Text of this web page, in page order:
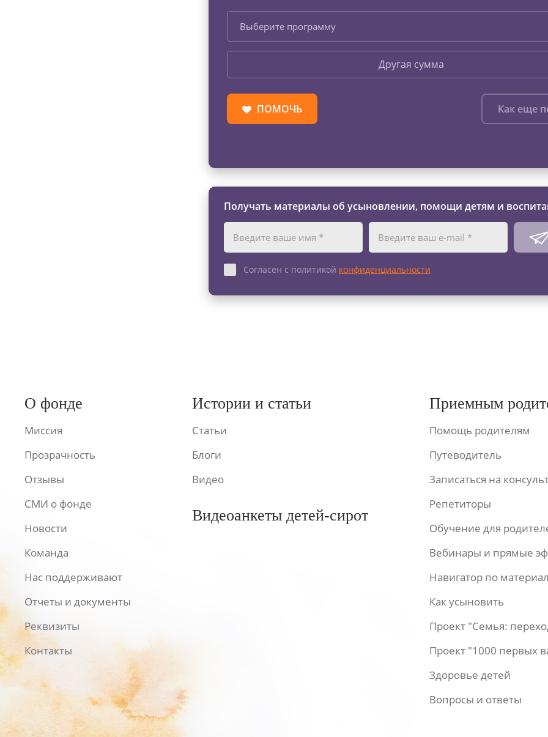
Выберите программу
Другая сумма
ПОМОЧЬ Как еще
Получать материалы об усыновлении, помощи детям и
Согласен с политикой конфиденциальности
О фонде
Миссия
Прозрачность
Отзывы
СМИ о фонде
Новости
Команда
Нас поддерживают
Отчеты и документы
Реквизиты
Контакты
Истории и статьи
Статьи
Блоги
Видео
Видеоанкеты детей-сирот
Приемным
Помощь родителям
Путеводитель
Записаться на
Репетиторы
Обучение для
Вебинары и прямые
Навигатор по
Как усыновить
Проект "Семья:
Проект "1000 первых
Здоровье детей
Вопросы и ответы